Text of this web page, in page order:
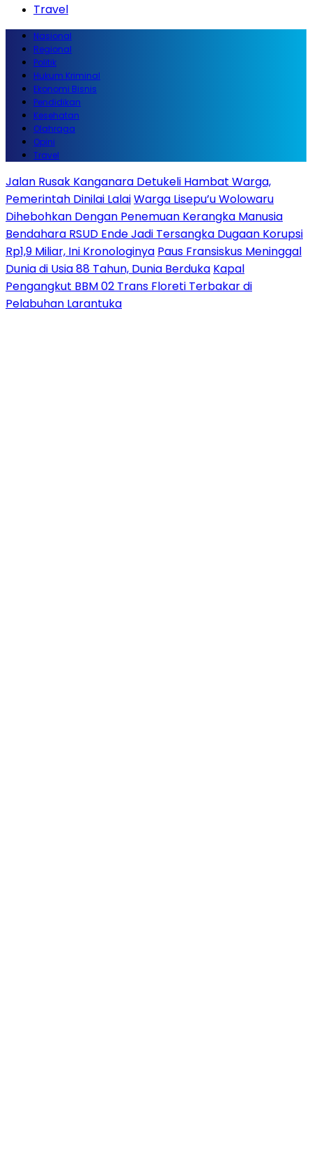
Travel
Nasional
Regional
Politik
Hukum Kriminal
Ekonomi Bisnis
Pendidikan
Kesehatan
Olahraga
Opini
Travel
Jalan Rusak Kanganara Detukeli Hambat Warga,
Pemerintah Dinilai LalaiWarga Lisepu’u Wolowaru
Dihebohkan Dengan Penemuan Kerangka Manusia
Bendahara RSUD Ende Jadi Tersangka Dugaan Korupsi
Rp1,9 Miliar, Ini Kronologinya Paus Fransiskus Meninggal
Dunia di Usia 88 Tahun, Dunia Berduka Kapal
Pengangkut BBM 02 Trans Floreti Terbakar di
Pelabuhan Larantuka